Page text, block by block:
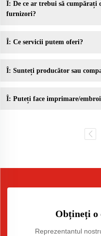
Î: De ce ar trebui să cumpărați
furnizori?
Î: Ce servicii putem oferi?
Î: Sunteți producător sau
Î: Puteți face imprimare/
Obțineți o
Reprezentantul